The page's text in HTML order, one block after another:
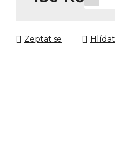
Zeptat se Hlídat